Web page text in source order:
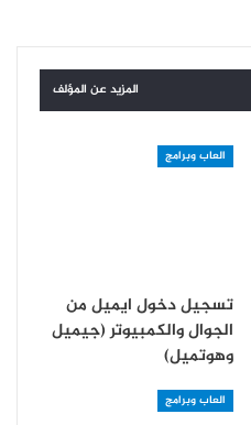
المزيد عن المؤلف
العاب وبرامج
تسجيل دخول ايميل من
الجوال والكمبيوتر (جيميل
وهوتميل)
العاب وبرامج